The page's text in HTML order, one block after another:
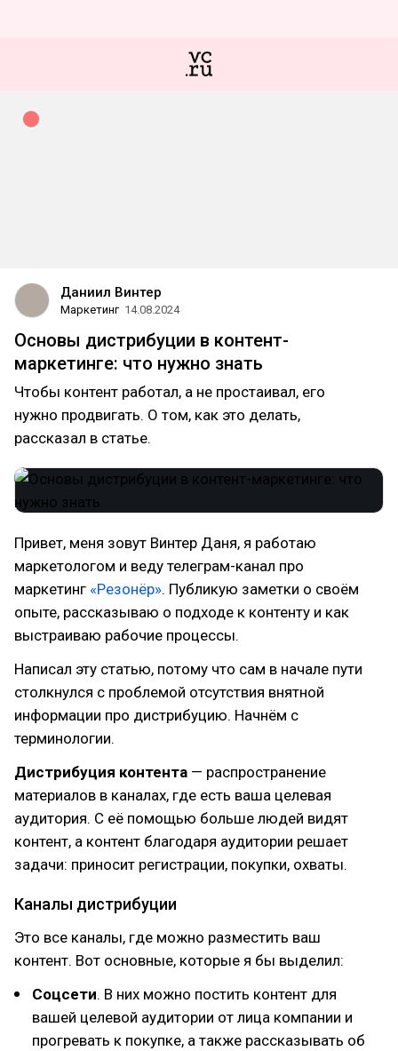
Даниил Винтер
Маркетинг 14.08.2024
Основы дистрибуции в контент-
маркетинге: что нужно знать
Чтобы контент работал, а не простаивал, его
нужно продвигать. О том, как это делать,
рассказал в статье.
Привет, меня зовут Винтер Даня, я работаю
маркетологом и веду телеграм-канал про
маркетинг «Резонёр». Публикую заметки о своём
опыте, рассказываю о подходе к контенту и как
выстраиваю рабочие процессы.
Написал эту статью, потому что сам в начале пути
столкнулся с проблемой отсутствия внятной
информации про дистрибуцию. Начнём с
терминологии.
Дистрибуция контента — распространение
материалов в каналах, где есть ваша целевая
аудитория. С её помощью больше людей видят
контент, а контент благодаря аудитории решает
задачи: приносит регистрации, покупки, охваты.
Каналы дистрибуции
Это все каналы, где можно разместить ваш
контент. Вот основные, которые я бы выделил:
Соцсети. В них можно постить контент для
вашей целевой аудитории от лица компании и
прогревать к покупке, а также рассказывать об